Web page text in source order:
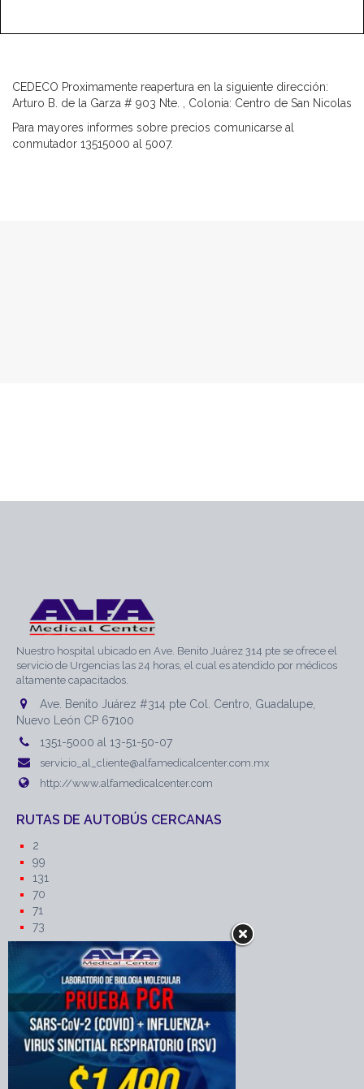
CEDECO Proximamente reapertura en la siguiente dirección:
Arturo B. de la Garza # 903 Nte. , Colonia: Centro de San Nicolas
Para mayores informes sobre precios comunicarse al
conmutador 13515000 al 5007.
Nuestro hospital ubicado en Ave. Benito Juárez 314 pte se ofrece el
servicio de Urgencias las 24 horas, el cual es atendido por médicos
altamente capacitados.
Ave. Benito Juárez #314 pte Col. Centro, Guadalupe,
Nuevo León CP 67100
1351-5000 al 13-51-50-07
servicio_al_cliente@alfamedicalcenter.com.mx
http://www.alfamedicalcenter.com
RUTAS DE AUTOBÚS CERCANAS
2
99
131
70
71
73
RUTAS DE AUTOBÚS CERCANAS
Intervia
Zaragoza
Azteca
Delfines
219